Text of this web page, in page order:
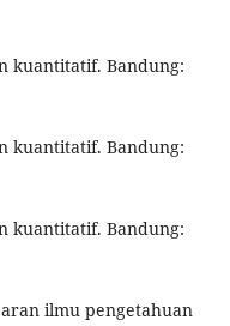
kuantitatif. Bandung:
kuantitatif. Bandung:
kuantitatif. Bandung:
ilmu pengetahuan